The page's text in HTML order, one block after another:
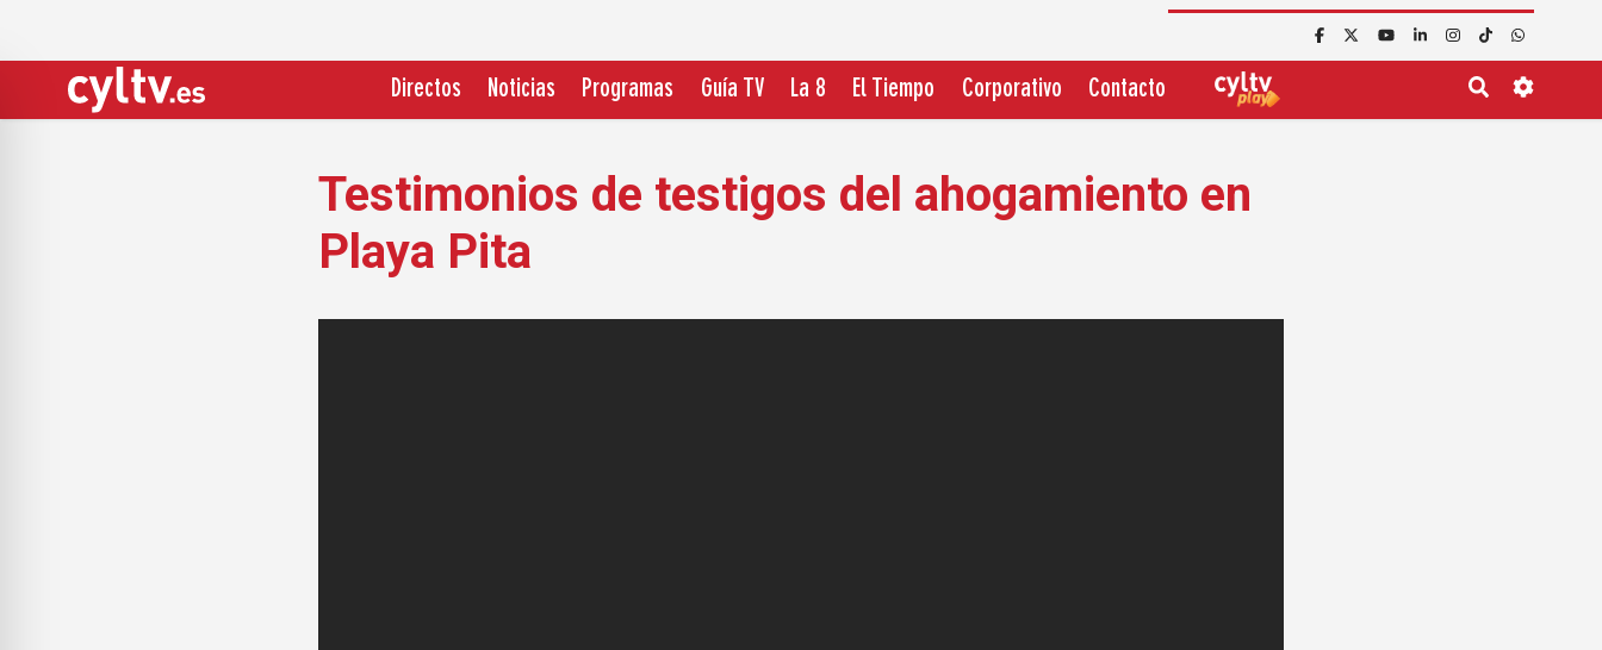
Directos Noticias Programas Guía TV La 8 El Tiempo Corporativo Contacto
Testimonios de testigos del ahogamiento en
Playa Pita